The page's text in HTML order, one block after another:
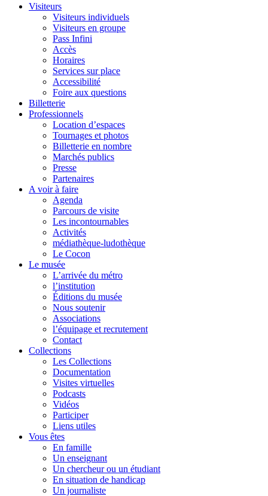
Visiteurs
Visiteurs individuels
Visiteurs en groupe
Pass Infini
Accès
Horaires
Services sur place
Accessibilité
Foire aux questions
Billetterie
Professionnels
Location d’espaces
Tournages et photos
Billetterie en nombre
Marchés publics
Presse
Partenaires
A voir à faire
Agenda
Parcours de visite
Les incontournables
Activités
médiathèque-ludothèque
Le Cocon
Le musée
L’arrivée du métro
l’institution
Éditions du musée
Nous soutenir
Associations
l’équipage et recrutement
Contact
Collections
Les Collections
Documentation
Visites virtuelles
Podcasts
Vidéos
Participer
Liens utiles
Vous êtes
En famille
Un enseignant
Un chercheur ou un étudiant
En situation de handicap
Un journaliste